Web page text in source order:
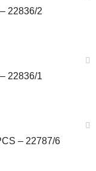
22836/2
22836/1
– 22787/6